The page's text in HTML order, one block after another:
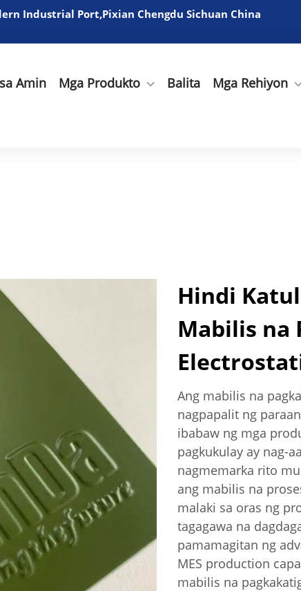
Industrial Port,Pixian Chengdu Sichuan China
Amin Mga Produkto Balita Mga Rehiyon
Hindi
Mabilis na
Ang mabilis na
nagpapalit ng
ibabaw ng mga
pagkukulay ay nag-
nagmemarka rito
ang mabilis na
malaki sa oras ng
tagagawa na
pamamagitan ng
MES production
mabilis na